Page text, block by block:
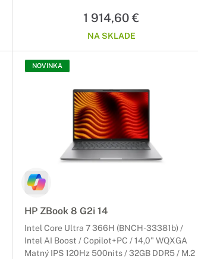
1 914,60 €
NA SKLADE
NOVINKA
HP ZBook 8 G2i 14
Intel Core Ultra 7 366H (BNCH-33381b) /
Intel AI Boost / Copilot+PC / 14,0" WQXGA
Matný IPS 120Hz 500nits / 32GB DDR5 / M.2